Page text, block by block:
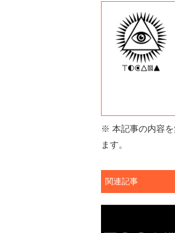
※ 本記事の内容を
ます。
関連記事